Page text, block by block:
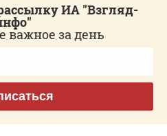
ИА "Взгляд-
важное за день